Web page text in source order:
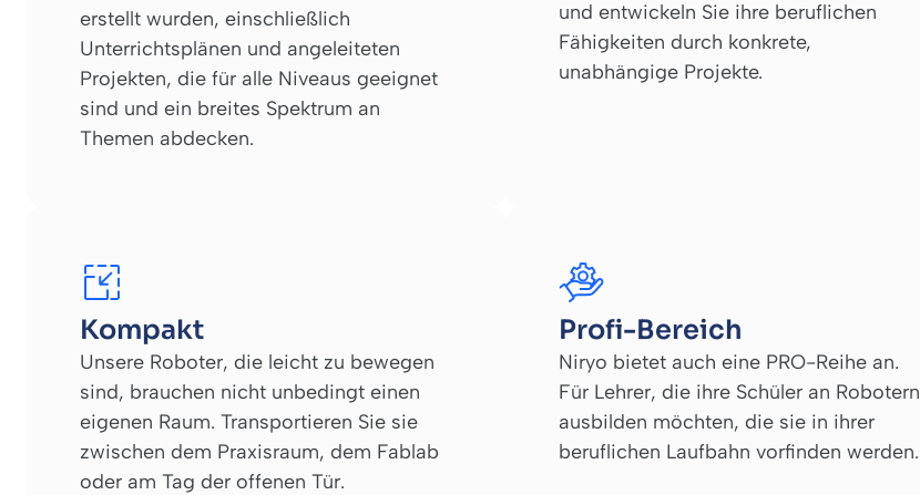
erstellt wurden, einschließlich
Unterrichtsplänen und angeleiteten
Projekten, die für alle Niveaus geeignet
sind und ein breites Spektrum an
Themen abdecken.
und entwickeln Sie ihre beruflichen
Fähigkeiten durch konkrete,
unabhängige Projekte.
Kompakt
Unsere Roboter, die leicht zu bewegen
sind, brauchen nicht unbedingt einen
eigenen Raum. Transportieren Sie sie
zwischen dem Praxisraum, dem Fablab
oder am Tag der offenen Tür.
Profi-Bereich
Niryo bietet auch eine PRO-Reihe an.
Für Lehrer, die ihre Schüler an Robotern
ausbilden möchten, die sie in ihrer
beruflichen Laufbahn vorfinden werden.